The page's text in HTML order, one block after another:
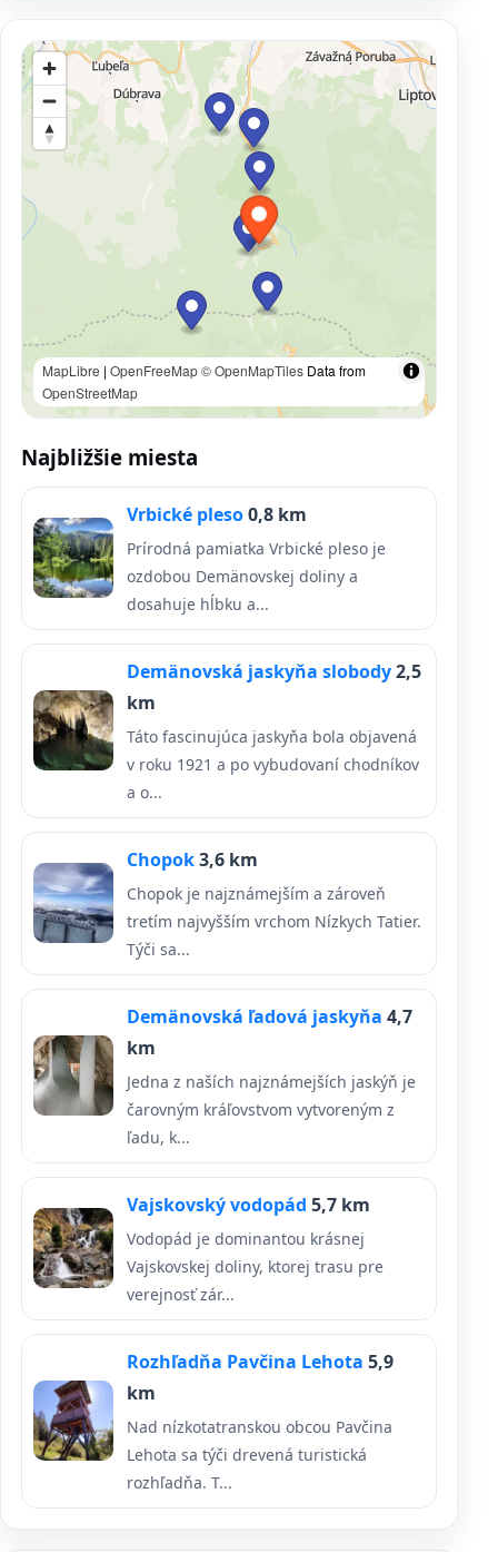
MapLibre | OpenFreeMap© OpenMapTiles Data from
OpenStreetMap
Najbližšie miesta
Vrbické pleso0,8 km
Prírodná pamiatka Vrbické pleso je
ozdobou Demänovskej doliny a
dosahuje hĺbku a...
Demänovská jaskyňa slobody2,5
km
Táto fascinujúca jaskyňa bola objavená
v roku 1921 a po vybudovaní chodníkov
a o...
Chopok3,6 km
Chopok je najznámejším a zároveň
tretím najvyšším vrchom Nízkych Tatier.
Týči sa...
Demänovská ľadová jaskyňa 4,7
km
Jedna z naších najznámejších jaskýň je
čarovným kráľovstvom vytvoreným z
ľadu, k...
Vajskovský vodopád 5,7 km
Vodopád je dominantou krásnej
Vajskovskej doliny, ktorej trasu pre
verejnosť zár...
Rozhľadňa Pavčina Lehota 5,9
km
Nad nízkotatranskou obcou Pavčina
Lehota sa týči drevená turistická
rozhľadňa. T...